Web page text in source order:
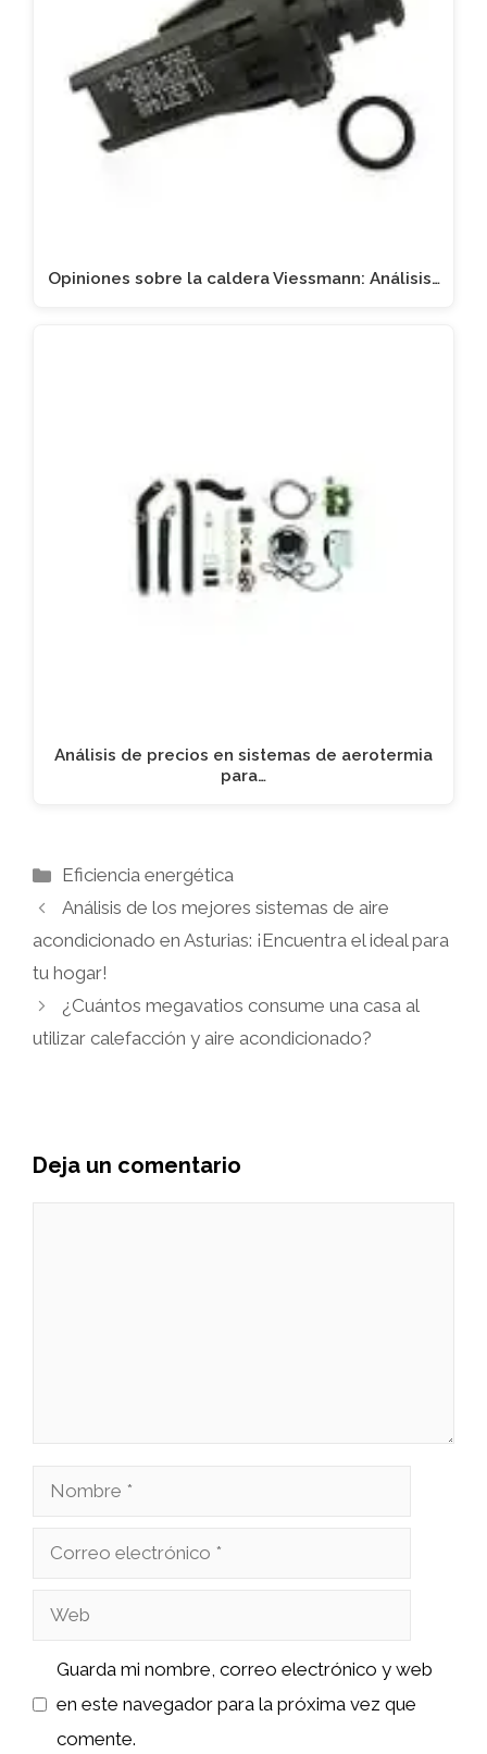
Opiniones sobre la caldera Viessmann: Análisis…
Análisis de precios en sistemas de aerotermia
para…
Categorías
Eficiencia energética
Análisis de los mejores sistemas de aire
acondicionado en Asturias: ¡Encuentra el ideal para
tu hogar!
¿Cuántos megavatios consume una casa al
utilizar calefacción y aire acondicionado?
Deja un comentario
Nombre
Correo
Web
Guarda mi nombre, correo electrónico y web
en este navegador para la próxima vez que
comente.